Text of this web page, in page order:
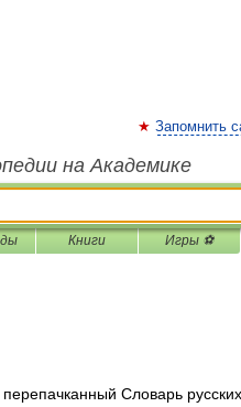
Запомнить
на Академике
Книги Игры ⚽
Словарь